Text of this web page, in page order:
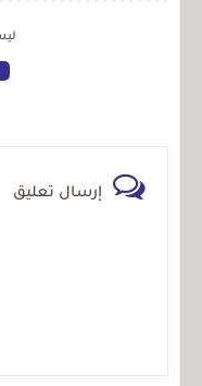
إرسال تعليق